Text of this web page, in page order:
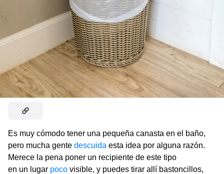
Es muy cómodo tener una pequeña canasta en el baño,
pero mucha gente descuida esta idea por alguna razón.
Merece la pena poner un recipiente de este tipo
en un lugar poco visible, y puedes tirar allí bastoncillos,